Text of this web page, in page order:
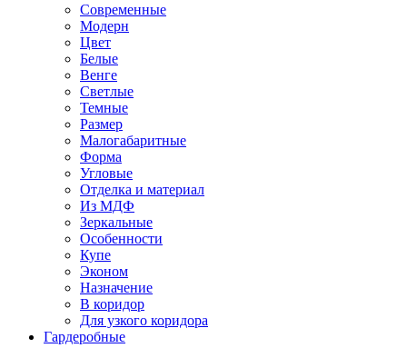
Современные
Модерн
Цвет
Белые
Венге
Светлые
Темные
Размер
Малогабаритные
Форма
Угловые
Отделка и материал
Из МДФ
Зеркальные
Особенности
Купе
Эконом
Назначение
В коридор
Для узкого коридора
Гардеробные